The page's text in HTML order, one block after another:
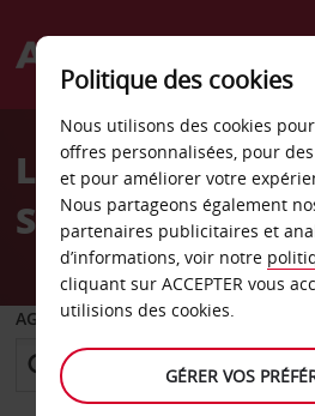
Welcome
AvisLocation de
Steglitz
AGENCE DE DÉPART
Politique des cookies
Nous utilisons des cookies
offres personnalisées, pour
et pour améliorer votre
Nous partageons également
partenaires publicitaires et
d’informations, voir notre
cliquant sur ACCEPTER vous
utilisions des cookies.
GÉRER VOS